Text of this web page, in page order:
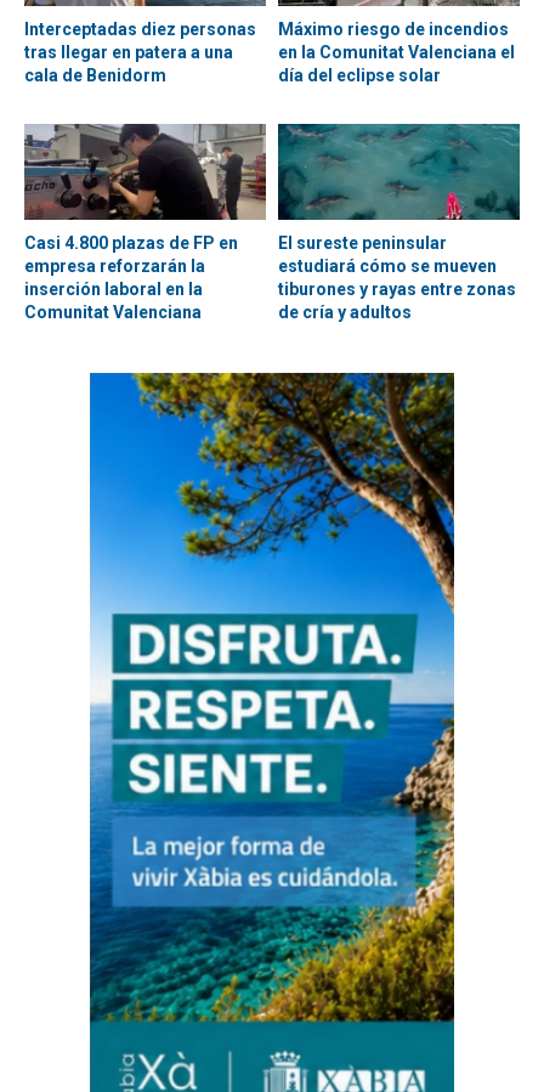
Interceptadas diez personas
tras llegar en patera a una
cala de Benidorm
Máximo riesgo de incendios
en la Comunitat Valenciana el
día del eclipse solar
Casi 4.800 plazas de FP en
empresa reforzarán la
inserción laboral en la
Comunitat Valenciana
El sureste peninsular
estudiará cómo se mueven
tiburones y rayas entre zonas
de cría y adultos